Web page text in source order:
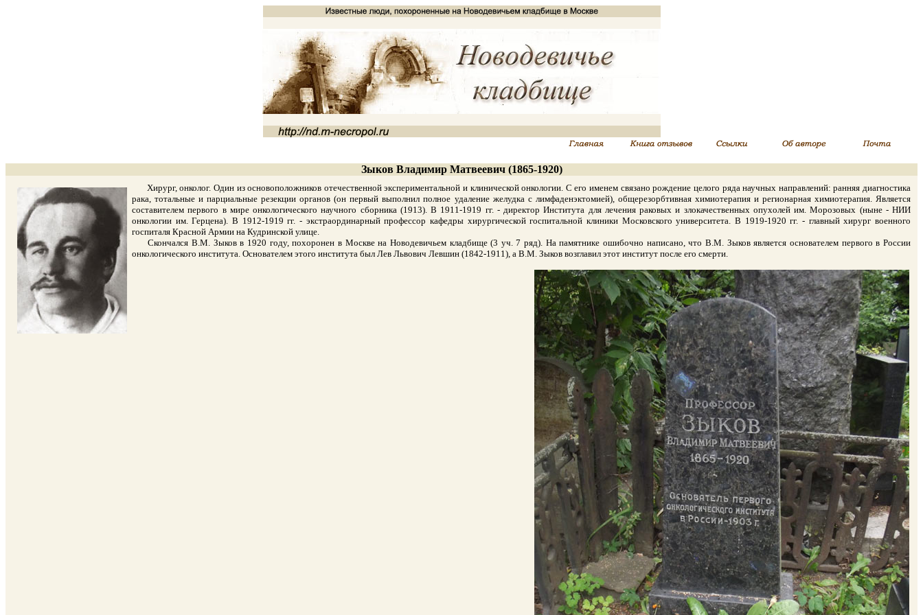
Зыков Владимир Матвеевич (1865-1920)
Хирург, онколог. Один из основоположников отечественной экспериментальной и клинической онкологии. С его именем связано рождение целого ряда научных направлений: ранняя диагностика
рака, тотальные и парциальные резекции органов (он первый выполнил полное удаление желудка с лимфаденэктомией), общерезорбтивная химиотерапия и регионарная химиотерапия. Является
составителем первого в мире онкологического научного сборника (1913). В 1911-1919 гг. - директор Института для лечения раковых и злокачественных опухолей им. Морозовых (ныне - НИИ
онкологии им. Герцена). В 1912-1919 гг. - экстраординарный профессор кафедры хирургической госпитальной клиники Московского университета. В 1919-1920 гг. - главный хирург военного
госпиталя Красной Армии на Кудринской улице.
Скончался В.М. Зыков в 1920 году, похоронен в Москве на Новодевичьем кладбище (3 уч. 7 ряд). На памятнике ошибочно написано, что В.М. Зыков является основателем первого в России
онкологического института. Основателем этого института был Лев Львович Левшин (1842-1911), а В.М. Зыков возглавил этот институт после его смерти.